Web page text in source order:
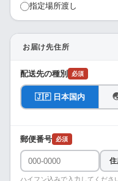
指定場所渡し
お届け先住所
配送先の種別 必須
🇯🇵 日本国内
郵便番号 必須
住
ハイフン込みで入力してくださ